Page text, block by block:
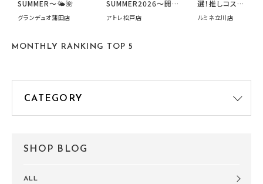
SUMMER〜🌤️🌺
グランデュオ蒲田店
SUMMER2026～開催
中です！
アトレ松戸店
選！推しコス
summer2026開催
ルミネ立川店
MONTHLY RANKING TOP 5
SHOP BLOG
ALL